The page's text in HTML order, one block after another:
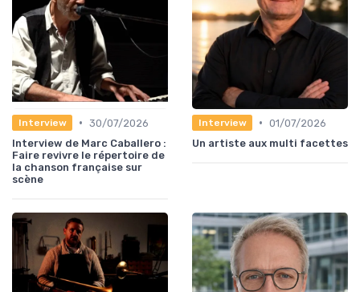
Interview • 30/07/2026
Interview de Marc Caballero :
Faire revivre le répertoire de
la chanson française sur
scène
Interview • 01/07/2026
Un artiste aux multi facettes